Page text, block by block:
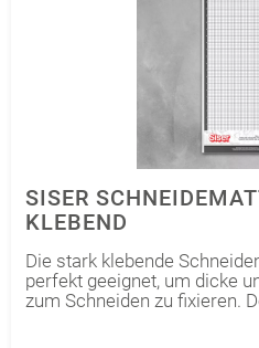
SISER
KLEBEND
Die stark klebende
perfekt geeignet, um dicke
zum Schneiden zu fixieren.